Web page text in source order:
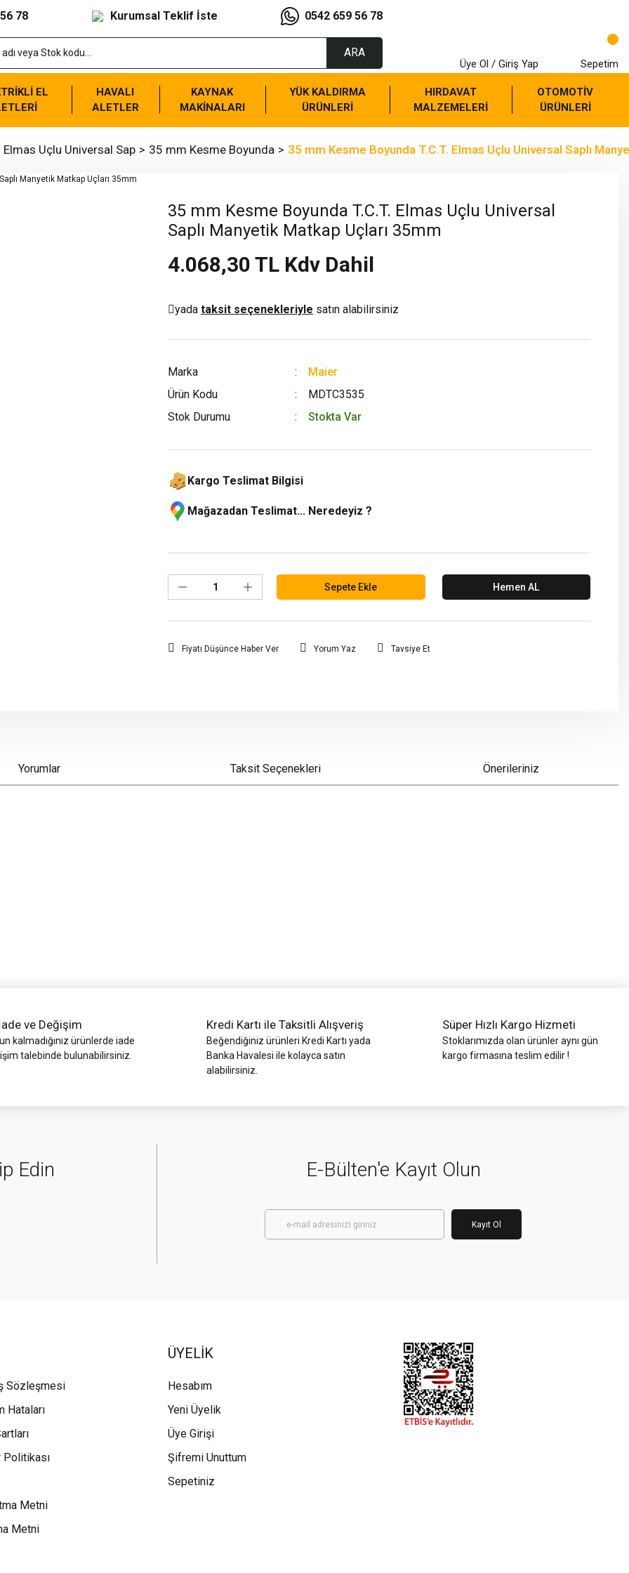
78 Kurumsal Teklif İste 0542 659 56 78
ARA
Üye Ol / Giriş Yap Sepetim
EL
HAVALI
ALETLER
KAYNAK
MAKİNALARI
YÜK KALDIRMA
ÜRÜNLERİ
HIRDAVAT
MALZEMELERİ
OTOMOTİV
ÜRÜNLERİ
Elmas Uçlu Universal Sap 35 mm Kesme Boyunda 35 mm Kesme Boyunda T.C.T. Elmas Uçlu Universal Saplı
35 mm Kesme Boyunda T.C.T. Elmas Uçlu Universal
Saplı Manyetik Matkap Uçları 35mm
4.068,30 TL Kdv Dahil
yada taksit seçenekleriyle satın alabilirsiniz
Marka
Maier
Ürün Kodu
MDTC3535
Stok Durumu
Stokta Var
Kargo Teslimat Bilgisi
Mağazadan Teslimat... Neredeyiz ?
Sepete Ekle Hemen AL
Fiyatı Düşünce Haber Ver Yorum Yaz Tavsiye Et
Yorumlar Taksit Seçenekleri Önerileriniz
ve Değişim
kalmadığınız ürünlerde iade
talebinde bulunabilirsiniz.
Kredi Kartı ile Taksitli Alışveriş
Beğendiğiniz ürünleri Kredi Kartı yada
Banka Havalesi ile kolayca satın
alabilirsiniz.
Süper Hızlı Kargo Hizmeti
Stoklarımızda olan ürünler aynı gün
kargo firmasına teslim edilir !
Edin E-Bülten'e Kayıt Olun
Kayıt Ol
Sözleşmesi
Hataları
Metni
Metni
ÜYELİK
Hesabım
Yeni Üyelik
Üye Girişi
Şifremi Unuttum
Sepetiniz